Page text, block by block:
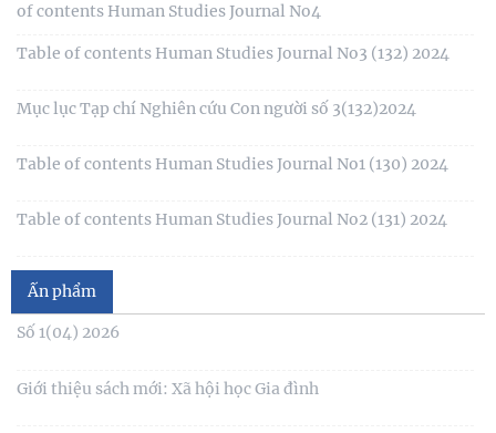
of contents Human Studies Journal No4
Table of contents Human Studies Journal No3 (132) 2024
Mục lục Tạp chí Nghiên cứu Con người số 3(132)2024
Table of contents Human Studies Journal No1 (130) 2024
Table of contents Human Studies Journal No2 (131) 2024
Mục lục Tạp chí Nghiên cứu Con người số 2(131) năm 2024
Mục lục Tạp chí Nghiên cứu Con người số 1(130) năm 2024
Table of contents Human Studies Journal No. 5 (128) (2023)
Ấn phẩm
Số 1(04) 2026
Giới thiệu sách mới: Xã hội học Gia đình